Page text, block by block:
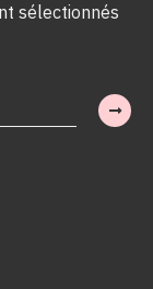
sélectionnés